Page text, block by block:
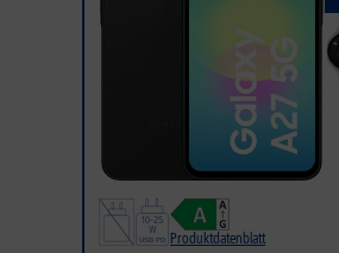
Produktdatenblatt